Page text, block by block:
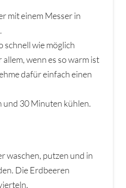
mit einem Messer in
schnell wie möglich
wenn es so warm ist
dafür einfach einen
und 30 Minuten kühlen.
waschen, putzen und in
Die Erdbeeren